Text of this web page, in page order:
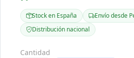
Stock en España
Envío desde
Distribución nacional
Cantidad